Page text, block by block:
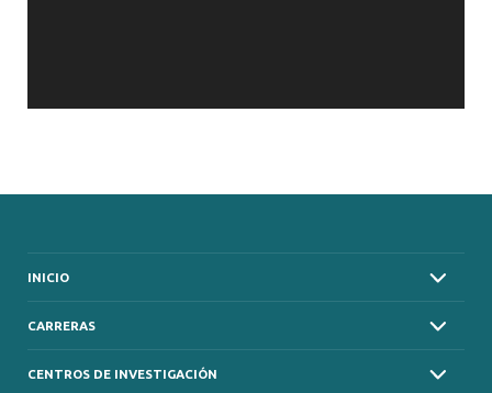
INICIO
CARRERAS
CENTROS DE INVESTIGACIÓN